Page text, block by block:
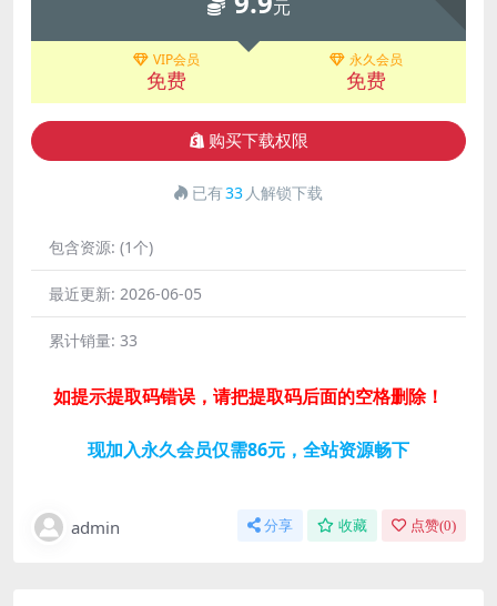
元
VIP会员
免费
永久会员
免费
购买下载权限
已有33 人解锁下载
包含资源: (1个)
最近更新: 2026-06-05
累计销量: 33
如提示提取码错误，请把提取码后面的空格删除！
现加入永久会员仅需86元，全站资源畅下
admin 分享 收藏 点赞(0)